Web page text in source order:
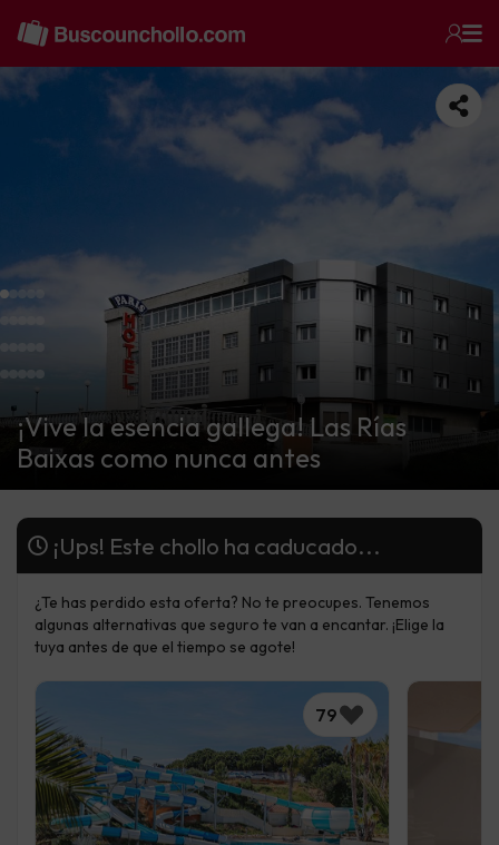
¡Vive la esencia gallega! Las Rías
Baixas como nunca antes
¡Ups! Este chollo ha caducado...
¿Te has perdido esta oferta? No te preocupes. Tenemos
algunas alternativas que seguro te van a encantar. ¡Elige la
tuya antes de que el tiempo se agote!
79